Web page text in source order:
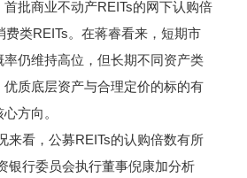
批商业不动产REITs的网下认购倍
费类REITs。在蒋睿看来，短期市
仍维持高位，但长期不同资产类
质底层资产与合理定价的标的有
方向。
来看，公募REITs的认购倍数有所
银行委员会执行董事倪康加分析